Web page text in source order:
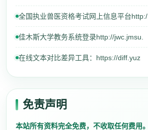
全国执业兽医资格考试网上信息平台http:/
佳木斯大学教务系统登录http://jwc.jmsu.
在线文本对比差异工具：https://diff.yuz
免责声明
本站所有资料完全免费，不收取任何费用。